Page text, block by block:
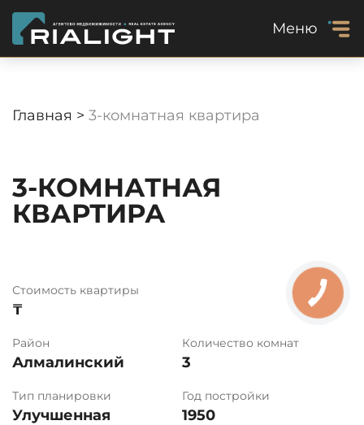
Меню
Главная > 3-комнатная квартира
3-КОМНАТНАЯ
КВАРТИРА
Стоимость квартиры
₸
Район
Алмалинский
Количество комнат
3
Тип планировки
Улучшенная
Год постройки
1950